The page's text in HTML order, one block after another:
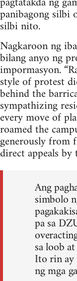
panibagong silbi
silbi nito.
Nagkaroon ng
bilang anyo ng
impormasyon.
style of protest
behind the
sympathizing
every move of
roamed the
generously from
direct appeals by
Ang
simbolo
pa sa
sa loob
Ito rin ay
ng mga